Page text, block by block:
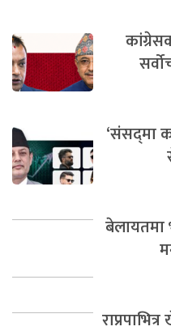
‘संसद्‍मा
बेलायतमा